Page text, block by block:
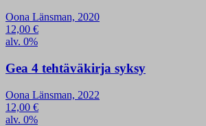
Oona Länsman, 2020
12,00 €
alv. 0%
Gea 4 tehtäväkirja syksy
Oona Länsman, 2022
12,00 €
alv. 0%